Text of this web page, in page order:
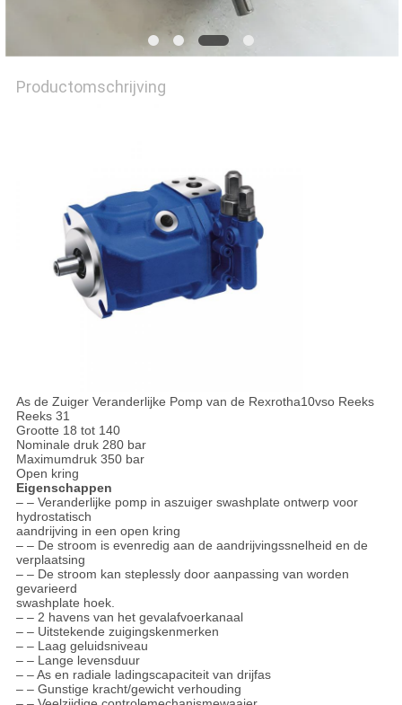
Productomschrijving
As de Zuiger Veranderlijke Pomp van de Rexrotha10vso Reeks
Reeks 31
Grootte 18 tot 140
Nominale druk 280 bar
Maximumdruk 350 bar
Open kring
Eigenschappen
– – Veranderlijke pomp in aszuiger swashplate ontwerp voor
hydrostatisch
aandrijving in een open kring
– – De stroom is evenredig aan de aandrijvingssnelheid en de
verplaatsing
– – De stroom kan steplessly door aanpassing van worden
gevarieerd
swashplate hoek.
– – 2 havens van het gevalafvoerkanaal
– – Uitstekende zuigingskenmerken
– – Laag geluidsniveau
– – Lange levensduur
– – As en radiale ladingscapaciteit van drijfas
– – Gunstige kracht/gewicht verhouding